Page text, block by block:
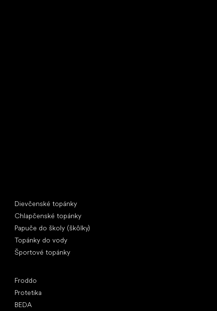
Dievčenské topánky
Chlapčenské topánky
Papuče do školy (škôlky)
Topánky do vody
Športové topánky
Froddo
Protetika
BEDA